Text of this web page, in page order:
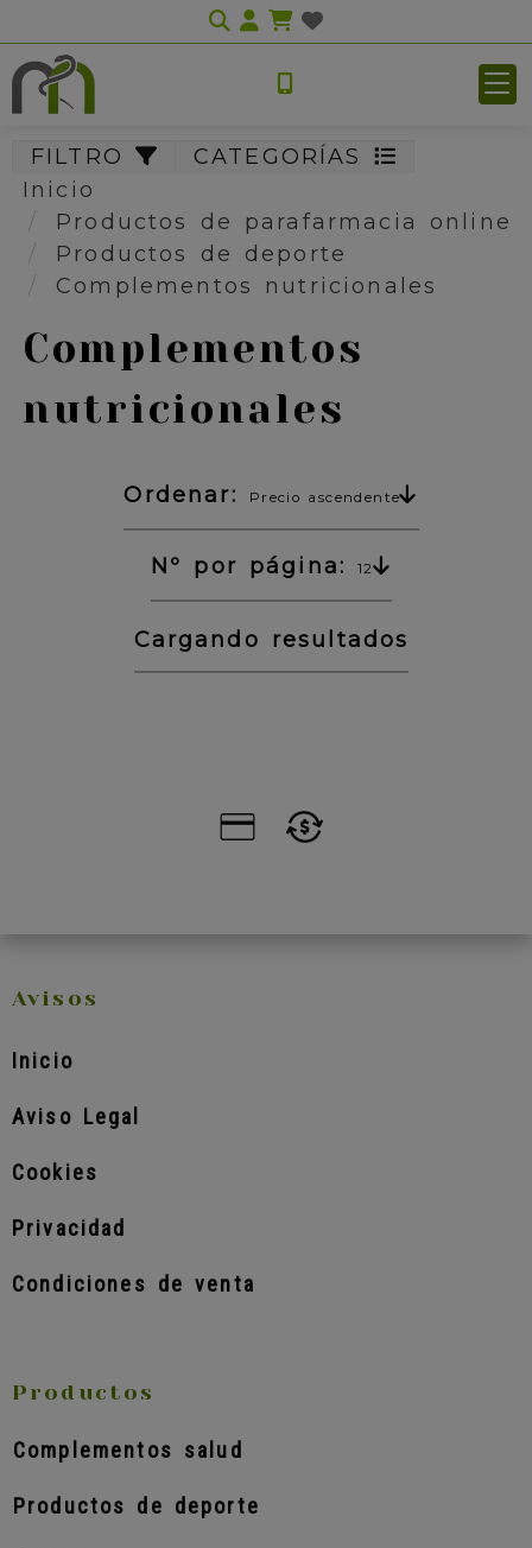
Identifícate
FILTRO
CATEGORÍAS
Inicio
Productos de parafarmacia online
Productos de deporte
Complementos nutricionales
Complementos
nutricionales
Ordenar: Precio ascendente
Nº por página: 12
Cargando resultados
Avisos
Inicio
Aviso Legal
Cookies
Privacidad
Condiciones de venta
Productos
Complementos salud
Productos de deporte